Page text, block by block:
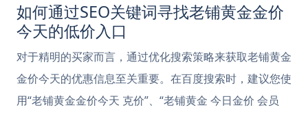
如何通过SEO关键词寻找老铺黄金金价
今天的低价入口
对于精明的买家而言，通过优化搜索策略来获取老铺黄金
金价今天的优惠信息至关重要。在百度搜索时，建议您使
用“老铺黄金金价今天 克价”、“老铺黄金 今日金价 会员